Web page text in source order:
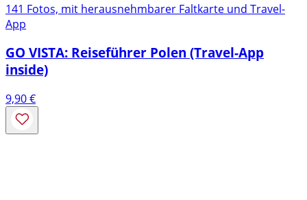
141 Fotos, mit herausnehmbarer Faltkarte und Travel-
App
GO VISTA: Reiseführer Polen (Travel-App
inside)
9,90€